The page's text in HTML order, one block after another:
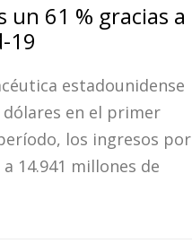
un 61 % gracias a
19
estadounidense
dólares en el primer
los ingresos por
14.941 millones de